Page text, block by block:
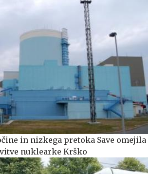
in nizkega pretoka Save omejila
nuklearke Krško